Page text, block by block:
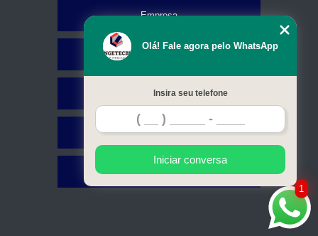
Empresa
Serviços
Contato
Mapa do site
1
Olá! Fale agora pelo WhatsApp
Insira seu telefone
Iniciar conversa